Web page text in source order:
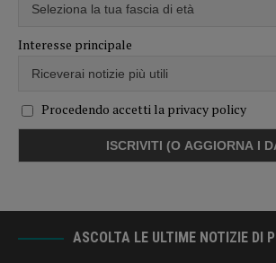
Interesse principale
Procedendo accetti la privacy policy
ASCOLTA LE ULTIME NOTIZIE DI